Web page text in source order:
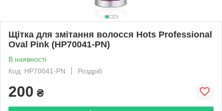
Щітка для змітання волосся Hots Professional
Oval Pink (HP70041-PN)
В наявності
Код: HP70041-PN
Роздріб
200 ₴